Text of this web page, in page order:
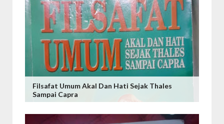
Filsafat Umum Akal Dan Hati Sejak Thales
Sampai Capra